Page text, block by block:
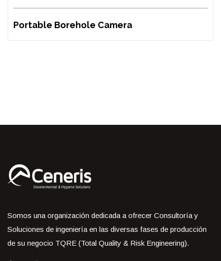
Portable Borehole Camera
Somos una organización dedicada a ofrecer Consultoría y
Soluciones de ingeniería en las diversas fases de producción
de su negocio TQRE (Total Quality & Risk Engineering).